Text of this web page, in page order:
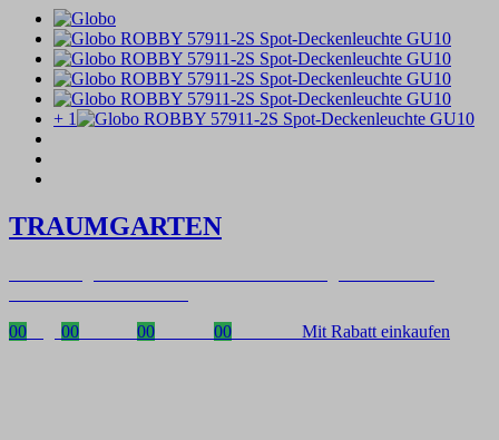
+ 1
TRAUMGARTEN
00
00 00 00 Mit Rabatt einkaufen